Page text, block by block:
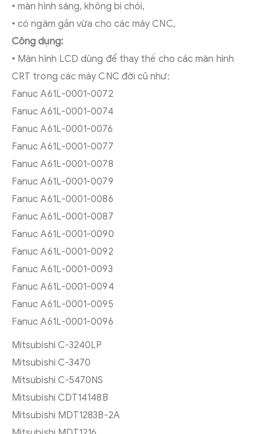
• màn hình sáng, không bị chói,
• có ngàm gắn vừa cho các máy CNC,
Công dụng:
• Màn hình LCD dùng để thay thế cho các màn hình
CRT trong các máy CNC đời cũ như:
Fanuc A61L-0001-0072
Fanuc A61L-0001-0074
Fanuc A61L-0001-0076
Fanuc A61L-0001-0077
Fanuc A61L-0001-0078
Fanuc A61L-0001-0079
Fanuc A61L-0001-0086
Fanuc A61L-0001-0087
Fanuc A61L-0001-0090
Fanuc A61L-0001-0092
Fanuc A61L-0001-0093
Fanuc A61L-0001-0094
Fanuc A61L-0001-0095
Fanuc A61L-0001-0096
Mitsubishi C-3240LP
Mitsubishi C-3470
Mitsubishi C-5470NS
Mitsubishi CDT14148B
Mitsubishi MDT1283B-2A